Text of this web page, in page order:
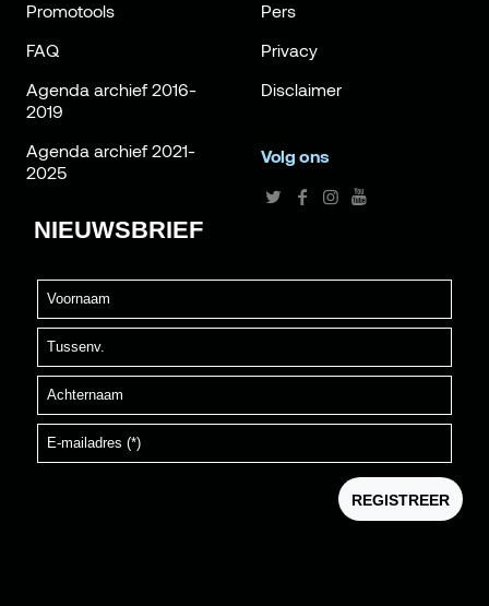
Promotools
FAQ
Agenda archief 2016-
2019
Agenda archief 2021-
2025
Pers
Privacy
Disclaimer
Volg ons